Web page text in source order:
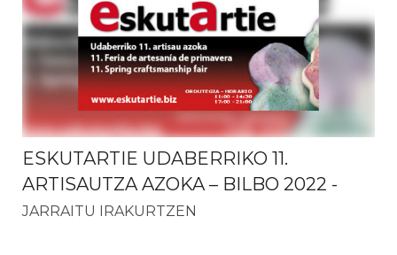
ESKUTARTIE UDABERRIKO 11.
ARTISAUTZA AZOKA – BILBO 2022 -
JARRAITU IRAKURTZEN